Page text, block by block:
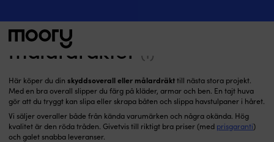
efter:
Skyddsoveraller &
målardräkter (1)
Här köper du din skyddsoverall eller målardräkttill nästa stora projekt.
Med en bra overall slipper du färg på kläder, armar och ben. En tajt huva
gör att du tryggt kan slipa eller skrapa båten och slippa havstulpaner i håret.
Vi säljer overaller både från kända varumärken och några okända. Hög
kvalitet är den röda tråden. Givetvis till riktigt bra priser (med prisgaranti)
och galet snabba leveranser.